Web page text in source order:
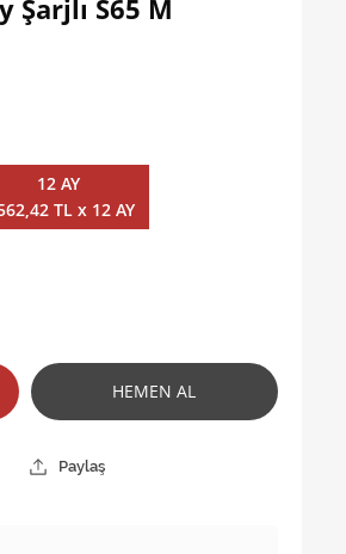
S65 M
12 AY
TL x 12 AY
HEMEN AL
Paylaş